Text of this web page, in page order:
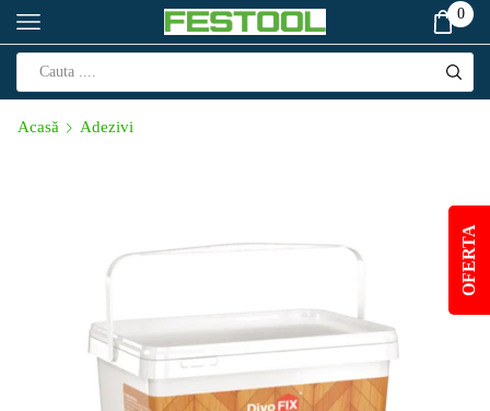
0
Acasă Adezivi
OFERTA